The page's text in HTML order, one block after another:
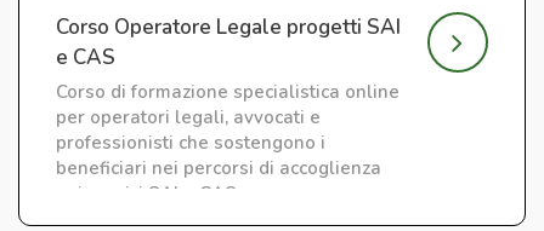
Corso Operatore Legale progetti SAI
e CAS
Corso di formazione specialistica online
per operatori legali, avvocati e
professionisti che sostengono i
beneficiari nei percorsi di accoglienza
nei servizi SAI e CAS.